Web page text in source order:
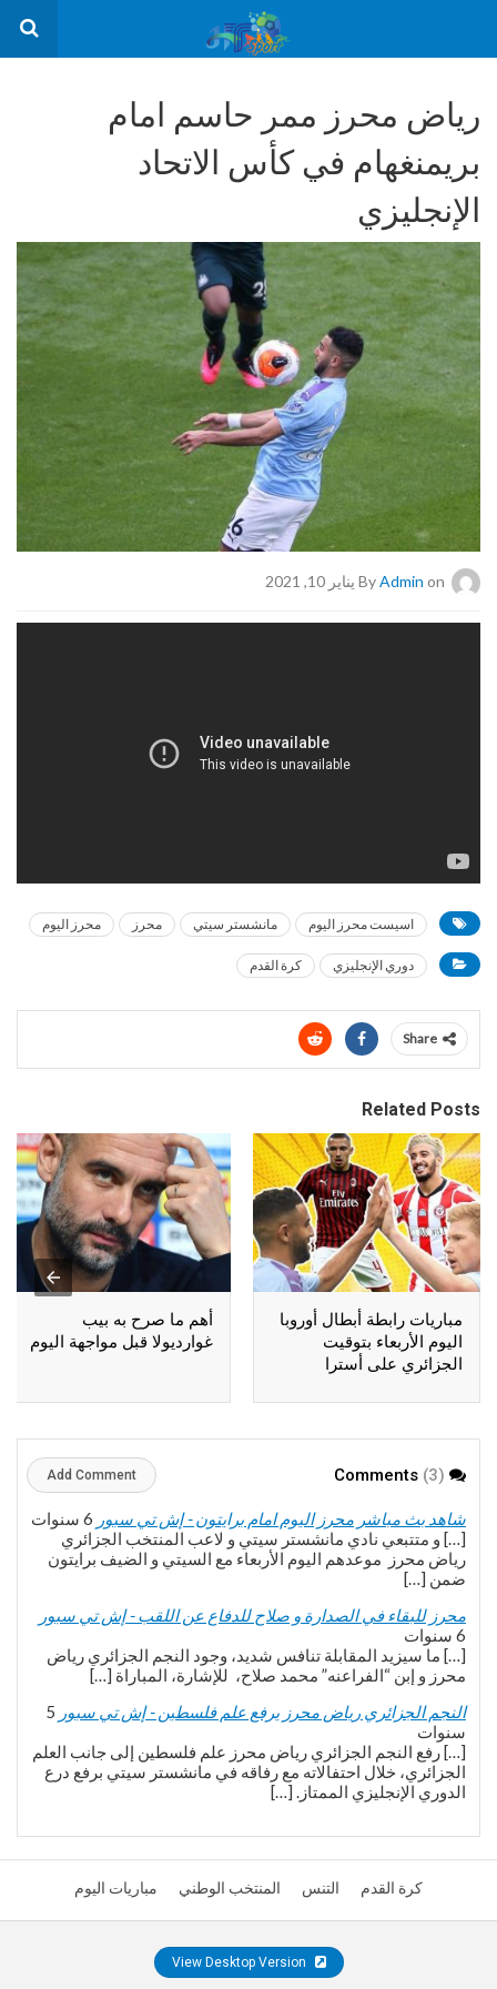
رياض محرز ممر حاسم امام
بريمنغهام في كأس الاتحاد
الإنجليزي
By Admin on يناير 10, 2021
اسيست محرز اليوم مانشستر سيتي محرز محرز اليوم
دوري الإنجليزي كرة القدم
Share
Related Posts
مباريات رابطة أبطال أوروبا
اليوم الأربعاء بتوقيت
الجزائري على أسترا
أهم ما صرح به بيب
غوارديولا قبل مواجهة اليوم
(3)
Add Comment
شاهد بث مباشر محرز اليوم امام برايتون - إش تي سبور 6 سنوات
[…] و متتبعي نادي مانشستر سيتي و لاعب المنتخب الجزائري
رياض محرز موعدهم اليوم الأربعاء مع السيتي و الضيف برايتون
ضمن […]
محرز للبقاء في الصدارة و صلاح للدفاع عن اللقب - إش تي سبور
6 سنوات
[…] ما سيزيد المقابلة تنافس شديد، وجود النجم الجزائري رياض
محرز و إبن “الفراعنه” محمد صلاح، للإشارة، المباراة […]
النجم الجزائري رياض محرز يرفع علم فلسطين - إش تي سبور 5
سنوات
[…] رفع النجم الجزائري رياض محرز علم فلسطين إلى جانب العلم
الجزائري، خلال احتفالاته مع رفاقه في مانشستر سيتي برفع درع
الدوري الإنجليزي الممتاز. […]
كرة القدم التنس المنتخب الوطني مباريات اليوم